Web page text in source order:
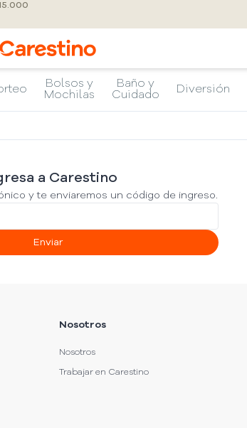
Bolsos y
Mochilas
Baño y
Cuidado
Diversión
a Carestino
y te enviaremos un código de ingreso.
Enviar
Nosotros
Nosotros
Trabajar en Carestino